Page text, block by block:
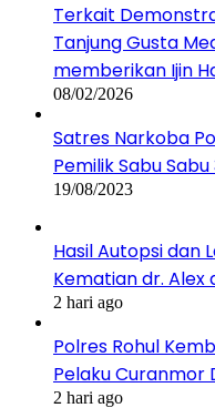
Terkait
Tanjung Gusta
memberikan Ijin
08/02/2026
Satres Narkoba
Pemilik Sabu Sabu
19/08/2023
Hasil Autopsi dan
Kematian dr. Alex
2 hari ago
Polres Rohul
Pelaku Curanmor
2 hari ago